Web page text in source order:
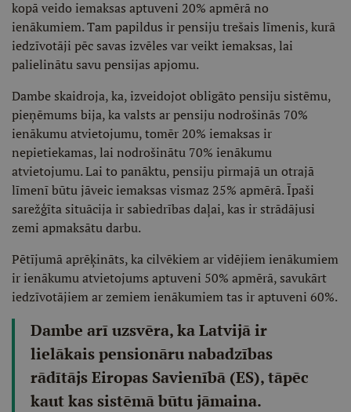
kopā veido iemaksas aptuveni 20% apmērā no
ienākumiem. Tam papildus ir pensiju trešais līmenis, kurā
iedzīvotāji pēc savas izvēles var veikt iemaksas, lai
palielinātu savu pensijas apjomu.
Dambe skaidroja, ka, izveidojot obligāto pensiju sistēmu,
pieņēmums bija, ka valsts ar pensiju nodrošinās 70%
ienākumu atvietojumu, tomēr 20% iemaksas ir
nepietiekamas, lai nodrošinātu 70% ienākumu
atvietojumu. Lai to panāktu, pensiju pirmajā un otrajā
līmenī būtu jāveic iemaksas vismaz 25% apmērā. Īpaši
sarežģīta situācija ir sabiedrības daļai, kas ir strādājusi
zemi apmaksātu darbu.
Pētījumā aprēķināts, ka cilvēkiem ar vidējiem ienākumiem
ir ienākumu atvietojums aptuveni 50% apmērā, savukārt
iedzīvotājiem ar zemiem ienākumiem tas ir aptuveni 60%.
Dambe arī uzsvēra, ka Latvijā ir
lielākais pensionāru nabadzības
rādītājs Eiropas Savienībā (ES), tāpēc
kaut kas sistēmā būtu jāmaina.